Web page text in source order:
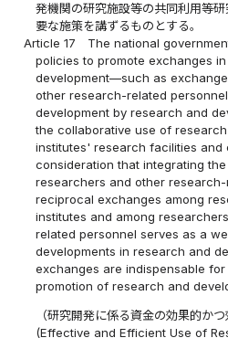
発機関の研究施設等の共同利用等
要な施策を講ずるものとする。
Article 17
The national
policies to promote exchanges
development—such as
other research-related
development by research and
the collaborative use of
institutes' research facilities
consideration that integrating
researchers and other
reciprocal exchanges among
institutes and among
related personnel serves as a
developments in research and
exchanges are indispensable
promotion of research and
（研究開発に係る資金の効果的かつ
(Effective and Efficient Use of